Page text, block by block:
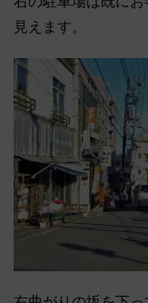
見えます。